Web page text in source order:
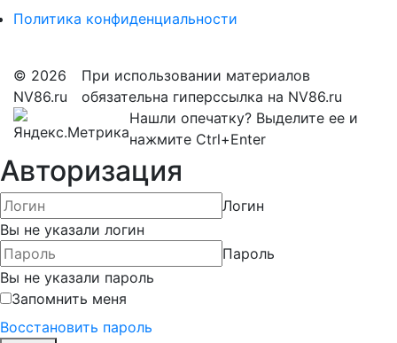
Политика конфиденциальности
© 2026
NV86.ru
При использовании материалов
обязательна гиперссылка на NV86.ru
Нашли опечатку? Выделите ее и
нажмите Ctrl+Enter
Авторизация
Логин
Вы не указали логин
Пароль
Вы не указали пароль
Запомнить меня
Восстановить пароль